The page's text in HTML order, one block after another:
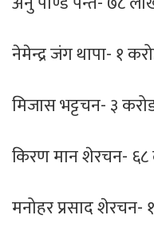
नेमेन्द्र जंग थापा- १
मिजास भट्टचन- ३
किरण मान शेरचन-
मनोहर प्रसाद